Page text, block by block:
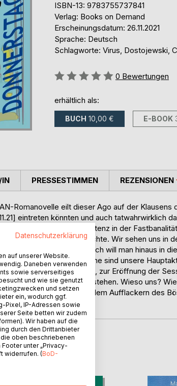
ISBN-13: 9783755737841
Verlag: Books on Demand
Erscheinungsdatum: 26.11.2021
Sprache: Deutsch
Schlagworte: Virus, Dostojewski,
Bewertung::
0 Bewertungen
erhältlich als:
BUCH 10,00 € E-BOOK
Romanovelle eilt dieser Ago auf der Klausens
eintreten könnten und auch tatwahrwirklich
der Corona-Existenz in der
Extrem-Geschichte. Wir sehen uns in
Alle haben Angst, und doch will man hinaus in
Susi und Birko und Rinne sind unsere
wollen in die Stadt hinein, zur Eröffnung der
Beobachtungssorgen entstehen. Wieso uns?
sich stets fürchten vor dem Aufflackern des
PRESSESTIMMEN REZENSIONEN
BEIBoD
Datenschutzerklärung
auf unserer Website.
Daneben verwenden
sowie serverseitiges
und wie sie genutzt
und setzen
ein, wodurch ggf.
Pixel, IP-Adressen sowie
Seite betten wir zudem
Wir haben auf die
durch den Drittanbieter
oben beschriebenen
unter „Privacy-
widerrufen. (BoD-